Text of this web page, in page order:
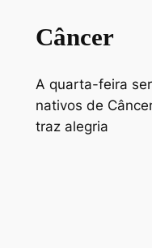
Câncer
A quarta-feira
nativos de
traz alegria